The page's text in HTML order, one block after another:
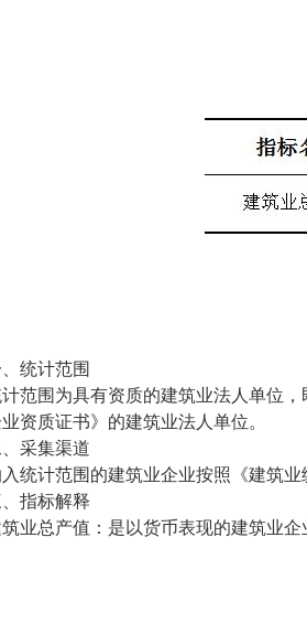
统计范围
围为具有资质的建筑业法人单位，
资质证书》的建筑业法人单位。
集渠道
统计范围的建筑业企业按照《建筑
标解释
总产值：是以货币表现的建筑业企